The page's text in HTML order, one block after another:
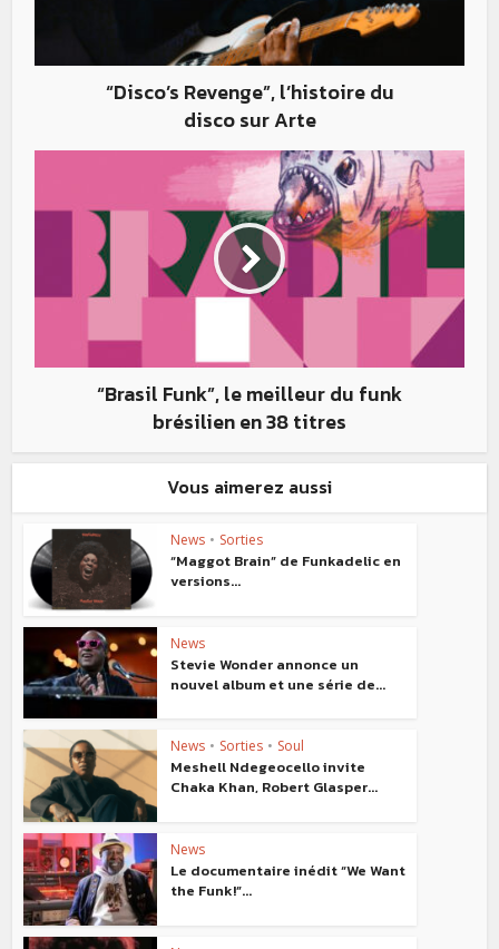
“Disco’s Revenge”, l’histoire du
disco sur Arte
“Brasil Funk”, le meilleur du funk
brésilien en 38 titres
Vous aimerez aussi
News • Sorties
“Maggot Brain” de Funkadelic en
versions...
News
Stevie Wonder annonce un
nouvel album et une série de...
News • Sorties • Soul
Meshell Ndegeocello invite
Chaka Khan, Robert Glasper...
News
Le documentaire inédit “We Want
the Funk!”...